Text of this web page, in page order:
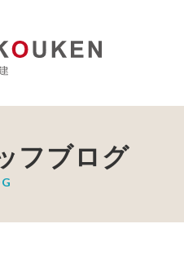
フブログ